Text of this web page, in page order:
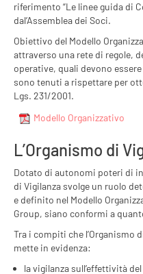
riferimento “Le linee guida di
dal’Assemblea dei Soci.
Obiettivo del Modello
attraverso una rete di regole,
operative, quali devono
sono tenuti a rispettare per
Lgs. 231/2001.
Modello Organizzativo
L’Organismo di
Dotato di autonomi poteri di
di Vigilanza svolge un ruolo
e definito nel Modello
Group, siano conformi a
Tra i compiti che l’Organismo
mette in evidenza:
la vigilanza sull’effettività